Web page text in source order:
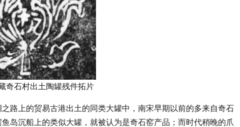
奇石村出土陶罐残件拓片
路上的贸易古港出土的同类大罐中，南宋早期以前的多来自奇石
岛沉船上的类似大罐，就被认为是奇石窑产品；而时代稍晚的爪